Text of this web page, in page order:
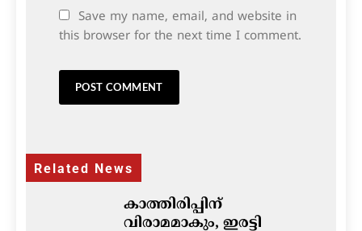
Save my name, email, and website in
this browser for the next time I comment.
Related News
കാത്തിരിപ്പിന്
വിരാമമാകും, ഇരട്ടി